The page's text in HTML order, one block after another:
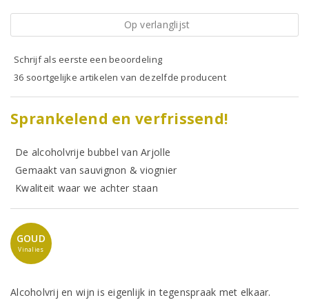
Op verlanglijst
Schrijf als eerste een beoordeling
36 soortgelijke artikelen van dezelfde producent
Sprankelend en verfrissend!
De alcoholvrije bubbel van Arjolle
Gemaakt van sauvignon & viognier
Kwaliteit waar we achter staan
GOUD
Vinalies
Alcoholvrij en wijn is eigenlijk in tegenspraak met elkaar.